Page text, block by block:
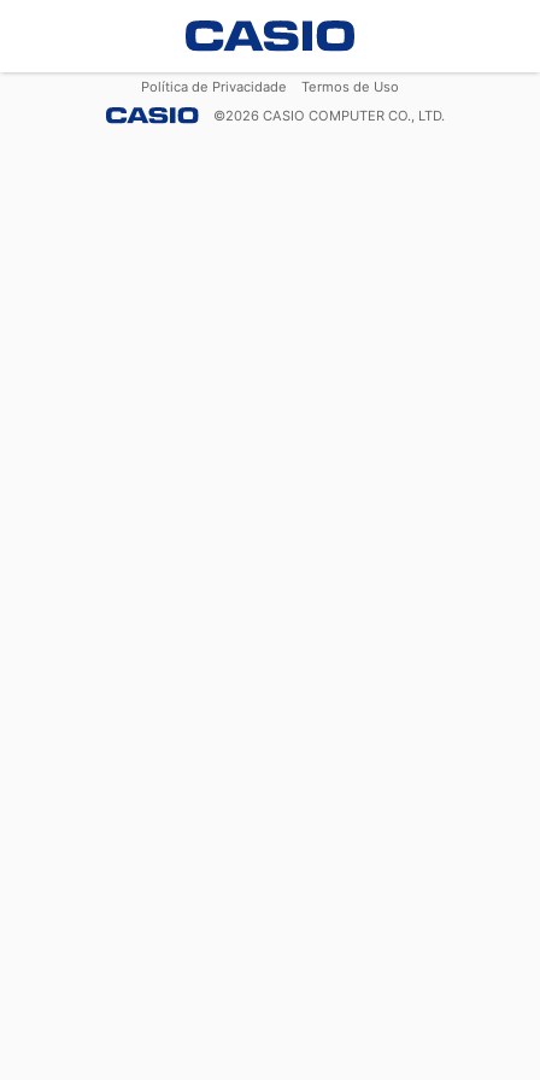
Política de Privacidade
Termos de Uso
©2026 CASIO COMPUTER CO., LTD.